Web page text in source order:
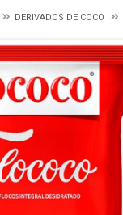
DERIVADOS DE COCO